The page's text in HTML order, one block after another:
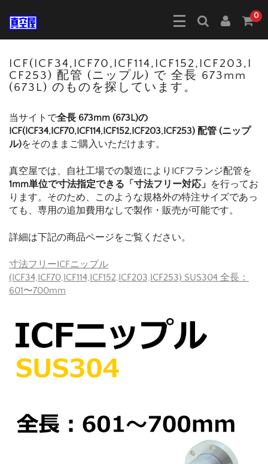
0
ICF(ICF34,ICF70,ICF114,ICF152,ICF203,I
CF253) 配管 (ニップル) で 全長 673mm
(673L) のものを探しています。
当サイトで全長 673mm (673L)の
ICF(ICF34,ICF70,ICF114,ICF152,ICF203,ICF253) 配管 (ニップ
ル)をそのままご購入いただけます。
真空屋では、自社工場での製造によりICFフランジ配管を
1mm単位で寸法指定できる「寸法フリー対応」 を行ってお
ります。そのため、このような規格外の特注サイズであっ
ても、専用の追加費用なしで製作・販売が可能です。
詳細は下記の商品ページをご覧ください。
寸法フリーICFニップル
(ICF34,ICF70,ICF114,ICF152,ICF203,ICF253) SUS304 全長：
601〜700mm